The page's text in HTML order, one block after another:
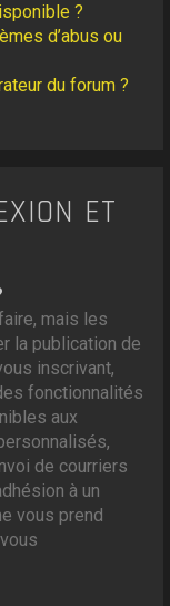
?
d’abus ou
du forum ?
ET
mais les
la publication de
inscrivant,
fonctionnalités
aux
de courriers
à un
vous prend